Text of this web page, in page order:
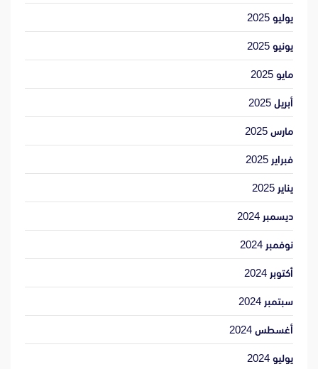
يوليو 2025
يونيو 2025
مايو 2025
أبريل 2025
مارس 2025
فبراير 2025
يناير 2025
ديسمبر 2024
نوفمبر 2024
أكتوبر 2024
سبتمبر 2024
أغسطس 2024
يوليو 2024